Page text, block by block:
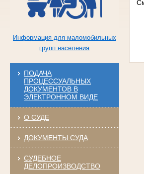
Информация для маломобильных
групп населения
ПОДАЧА
ПРОЦЕССУАЛЬНЫХ
ДОКУМЕНТОВ В
ЭЛЕКТРОННОМ ВИДЕ
О СУДЕ
ДОКУМЕНТЫ СУДА
СУДЕБНОЕ
ДЕЛОПРОИЗВОДСТВО